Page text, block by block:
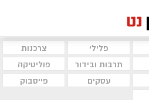
פלילי
צרכנות
תרבות ובידור
פוליטיקה
עסקים
פייסבוק